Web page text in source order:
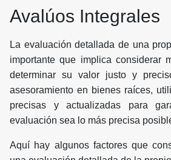
Avalúos Integrales
La evaluación detallada de una
importante que implica considerar
determinar su valor justo y
asesoramiento en bienes raíces,
precisas y actualizadas para
evaluación sea lo más precisa
Aquí hay algunos factores que